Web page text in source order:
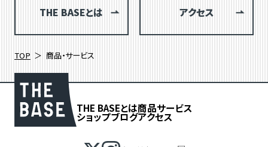
THE BASEとは アクセス
TOP 商品・サービス
THE BASEとは商品サービス
ショップブログアクセス